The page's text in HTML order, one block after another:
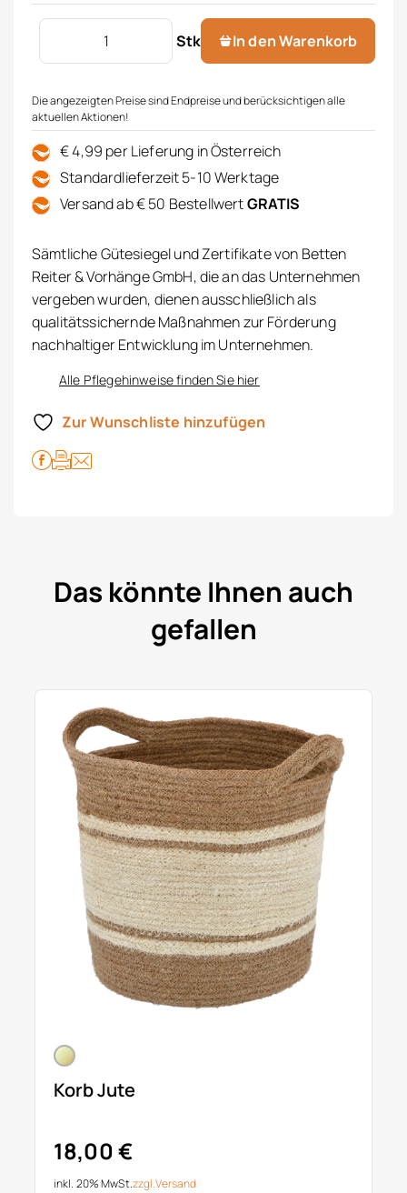
Stk
OLPHACTORY Diffuser 250 ml Menge
In den Warenkorb
Die angezeigten Preise sind Endpreise und berücksichtigen alle
aktuellen Aktionen!
€ 4,99 per Lieferung in Österreich
Standardlieferzeit 5-10 Werktage
Versand ab € 50 BestellwertGRATIS
Sämtliche Gütesiegel und Zertifikate von Betten
Reiter & Vorhänge GmbH, die an das Unternehmen
vergeben wurden, dienen ausschließlich als
qualitätssichernde Maßnahmen zur Förderung
nachhaltiger Entwicklung im Unternehmen.
Alle Pflegehinweise finden Sie hier
Zur Wunschliste hinzufügen
Das könnte Ihnen auch
gefallen
Korb Jute
18,00 €
inkl. 20% MwSt.zzgl.Versand